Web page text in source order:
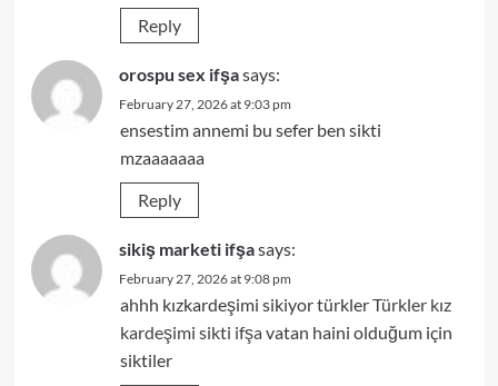
Reply
orospu sex ifşasays:
February 27, 2026 at 9:03 pm
ensestim annemi bu sefer ben sikti
mzaaaaaaa
Reply
sikiş marketi ifşasays:
February 27, 2026 at 9:08 pm
ahhh kızkardeşimi sikiyor türklerTürkler kız
kardeşimi sikti ifşavatan haini olduğum için
siktiler